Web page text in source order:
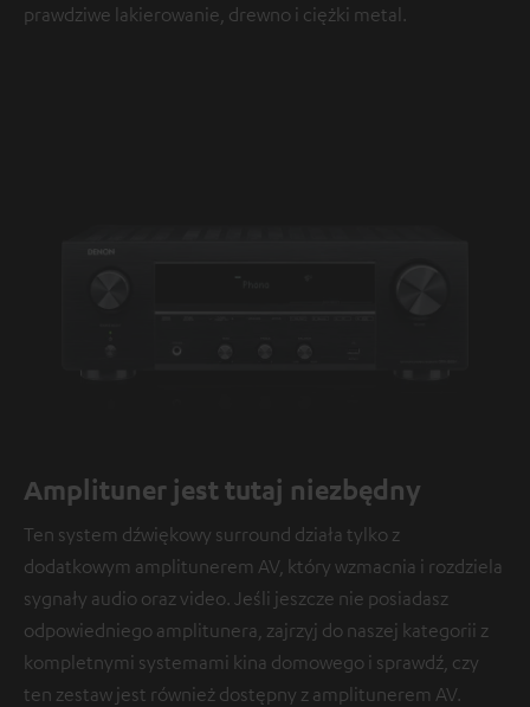
prawdziwe lakierowanie, drewno i ciężki metal.
Amplituner jest tutaj niezbędny
Ten system dźwiękowy surround działa tylko z
dodatkowym amplitunerem AV, który wzmacnia i rozdziela
sygnały audio oraz video. Jeśli jeszcze nie posiadasz
odpowiedniego amplitunera, zajrzyj do naszej kategorii z
kompletnymi systemami kina domowego i sprawdź, czy
ten zestaw jest również dostępny z amplitunerem AV.